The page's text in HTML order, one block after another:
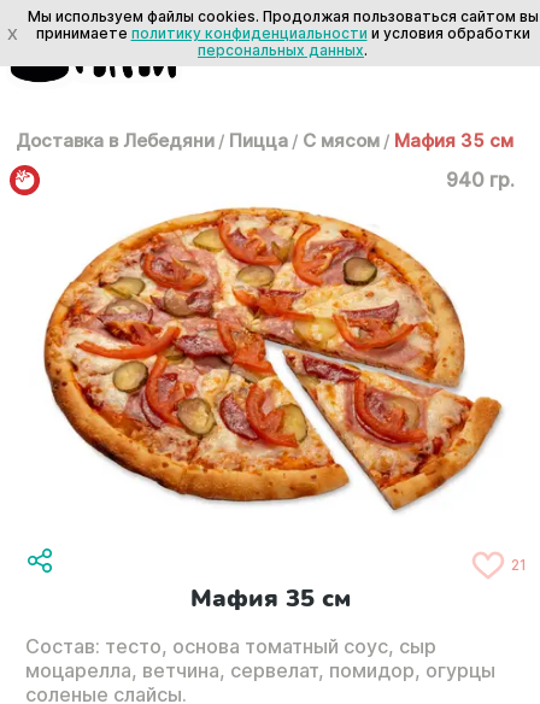
Доставка в Лебедяни / Пицца / С мясом / Мафия 35 см
940 гр.
21
Мафия 35 см
Состав: тесто, основа томатный соус, сыр
моцарелла, ветчина, сервелат, помидор, огурцы
соленые слайсы.
X
Мы используем файлы cookies. Продолжая пользоваться сайтом вы
принимаете политику конфиденциальности и условия обработки
персональных данных.